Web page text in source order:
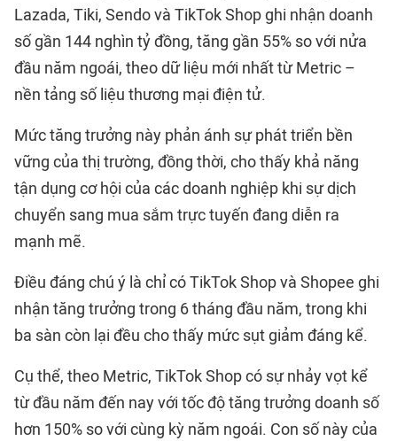
Lazada, Tiki, Sendo và TikTok Shop ghi nhận doanh
số gần 144 nghìn tỷ đồng, tăng gần 55% so với nửa
đầu năm ngoái, theo dữ liệu mới nhất từ Metric –
nền tảng số liệu thương mại điện tử.
Mức tăng trưởng này phản ánh sự phát triển bền
vững của thị trường, đồng thời, cho thấy khả năng
tận dụng cơ hội của các doanh nghiệp khi sự dịch
chuyển sang mua sắm trực tuyến đang diễn ra
mạnh mẽ.
Điều đáng chú ý là chỉ có TikTok Shop và Shopee ghi
nhận tăng trưởng trong 6 tháng đầu năm, trong khi
ba sàn còn lại đều cho thấy mức sụt giảm đáng kể.
Cụ thể, theo Metric, TikTok Shop có sự nhảy vọt kể
từ đầu năm đến nay với tốc độ tăng trưởng doanh số
hơn 150% so với cùng kỳ năm ngoái. Con số này của